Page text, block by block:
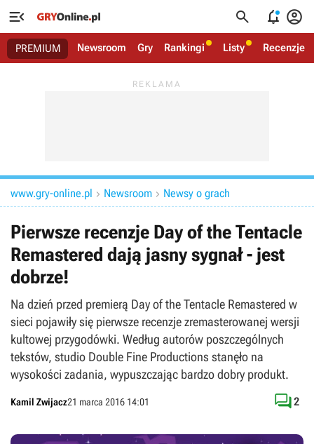
   
PREMIUM Newsroom Gry Rankingi Listy Recenzje
www.gry-online.pl  Newsroom  Newsy o grach
Pierwsze recenzje Day of the Tentacle
Remastered dają jasny sygnał - jest
dobrze!
Na dzień przed premierą Day of the Tentacle Remastered w
sieci pojawiły się pierwsze recenzje zremasterowanej wersji
kultowej przygodówki. Według autorów poszczególnych
tekstów, studio Double Fine Productions stanęło na
wysokości zadania, wypuszczając bardzo dobry produkt.
Kamil Zwijacz21 marca 2016 14:01 2